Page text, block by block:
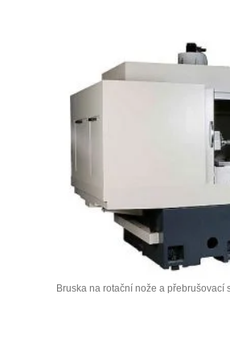
Bruska na rotační nože a přebrušovací